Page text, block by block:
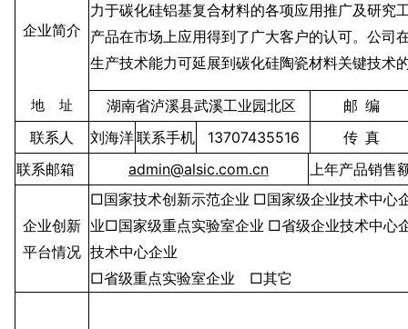
企业简介
力于碳化硅铝基复合材料的各项应用推广及研究
产品在市场上应用得到了广大客户的认可。 公司
生产技术能力可延展到碳化硅陶瓷材料关键技术
地 址 湖南省泸溪县武溪工业园北区 邮 编
联系人
刘海洋联系手机 13707435516 传 真
联系邮箱
admin@alsic.com.cn 上年产品销售
企业创新
平台情况
□国家技术创新示范企业 □国家级企业技术中心
业□国家级重点实验室企业 □省级企业技术中心
技术中心企业
□省级重点实验室企业
□其它